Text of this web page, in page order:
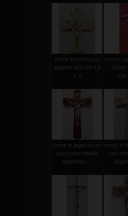
croce in corno con
argento 925 cm.3,9
x 3
croce
colore
croce in legno scuro
con crsto metallo
argentato ...
croce in
con